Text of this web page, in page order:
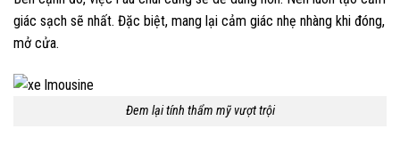
giác sạch sẽ nhất. Đặc biệt, mang lại cảm giác nhẹ nhàng khi đóng,
mở cửa.
Đem lại tính thẩm mỹ vượt trội